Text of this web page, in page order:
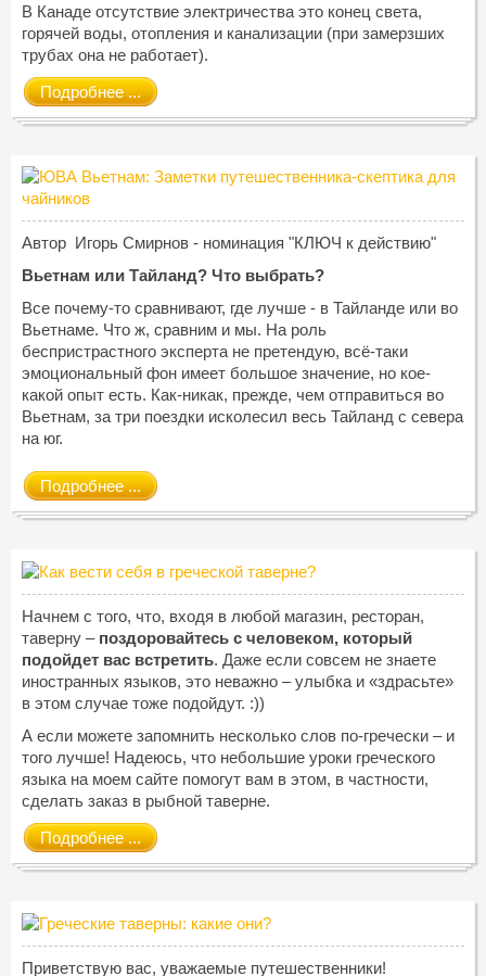
В Канаде отсутствие электричества это конец света,
горячей воды, отопления и канализации (при замерзших
трубах она не работает).
Подробнее ...
Автор Игорь Смирнов - номинация "КЛЮЧ к действию"
Вьетнам или Тайланд? Что выбрать?
Все почему-то сравнивают, где лучше - в Тайланде или во
Вьетнаме. Что ж, сравним и мы. На роль
беспристрастного эксперта не претендую, всё-таки
эмоциональный фон имеет большое значение, но кое-
какой опыт есть. Как-никак, прежде, чем отправиться во
Вьетнам, за три поездки исколесил весь Тайланд с севера
на юг.
Подробнее ...
Начнем с того, что, входя в любой магазин, ресторан,
таверну – поздоровайтесь с человеком, который
подойдет вас встретить. Даже если совсем не знаете
иностранных языков, это неважно – улыбка и «здрасьте»
в этом случае тоже подойдут. :))
А если можете запомнить несколько слов по-гречески – и
того лучше! Надеюсь, что небольшие уроки греческого
языка на моем сайте помогут вам в этом, в частности,
сделать заказ в рыбной таверне.
Подробнее ...
Приветствую вас, уважаемые путешественники!